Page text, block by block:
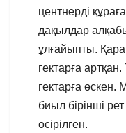
центнерді
дақылдар
ұлғайыпты.
гектарға артқан.
гектарға
биыл бірінші
өсірілген.